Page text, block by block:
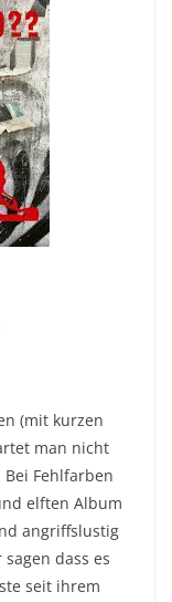
(mit kurzen
man nicht
Fehlfarben
elften Album
angriffslustig
dass es
seit ihrem